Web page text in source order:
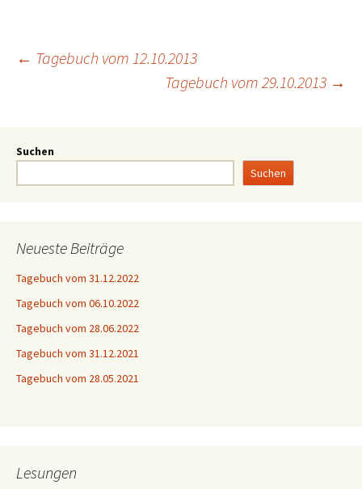
← Tagebuch vom 12.10.2013
Tagebuch vom 29.10.2013 →
Suchen
Suchen
Neueste Beiträge
Tagebuch vom 31.12.2022
Tagebuch vom 06.10.2022
Tagebuch vom 28.06.2022
Tagebuch vom 31.12.2021
Tagebuch vom 28.05.2021
Lesungen